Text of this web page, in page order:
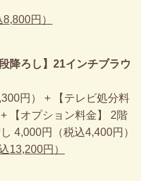
円）
降ろし】21インチブラウ
円） + 【テレビ処分料
【オプション料金】 2階
4,000円（税込4,400円）
13,200円）